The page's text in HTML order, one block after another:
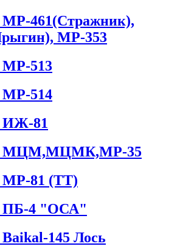
МР-461(Стражник),
МР-353
МР-513
МР-514
ИЖ-81
МЦМ,МЦМК,МР-35
МР-81 (ТТ)
ПБ-4 "ОСА"
145 Лось